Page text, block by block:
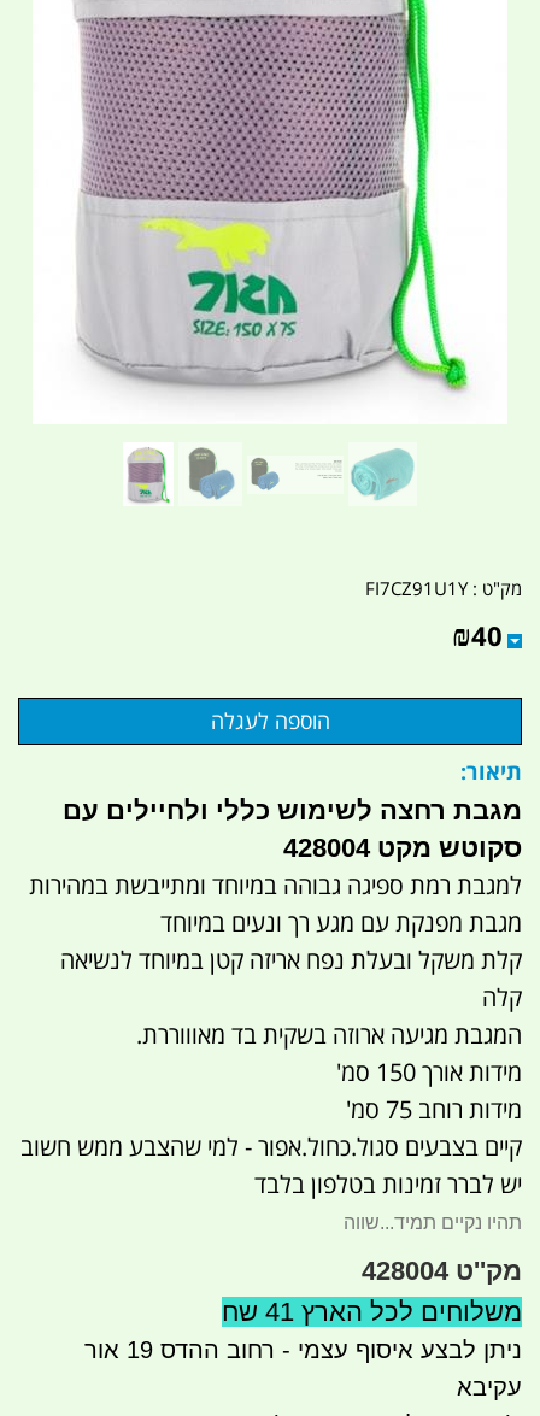
מק"ט :FI7CZ91U1Y
₪40
תיאור:
מגבת רחצה לשימוש כללי ולחיילים עם
סקוטש מקט 428004
למגבת רמת ספיגה גבוהה במיוחד ומתייבשת במהירות
מגבת מפנקת עם מגע רך ונעים במיוחד
קלת משקל ובעלת נפח אריזה קטן במיוחד לנשיאה
קלה
המגבת מגיעה ארוזה בשקית בד מאוווררת.
מידות אורך 150 סמ'
מידות רוחב 75 סמ'
קיים בצבעים סגול.כחול.אפור - למי שהצבע ממש חשוב
יש לברר זמינות בטלפון בלבד
תהיו נקיים תמיד...שווה
מק''ט 428004
משלוחים לכל הארץ 41 שח
ניתן לבצע איסוף עצמי - רחוב ההדס 19 אור
עקיבא